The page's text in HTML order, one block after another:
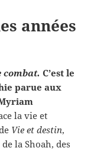
années
combat. C’est le
parue aux
la vie et
Vie et destin,
la Shoah, des